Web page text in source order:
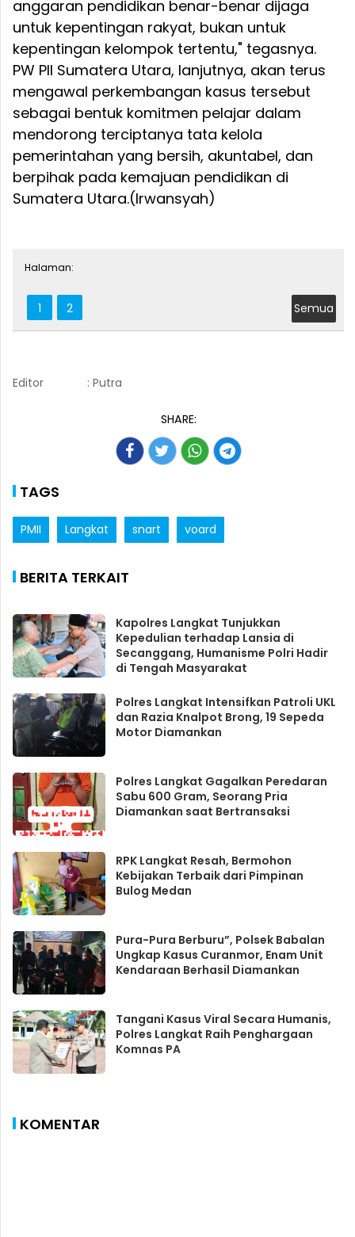
anggaran pendidikan benar-benar dijaga
untuk kepentingan rakyat, bukan untuk
kepentingan kelompok tertentu," tegasnya.
PW PII Sumatera Utara, lanjutnya, akan terus
mengawal perkembangan kasus tersebut
sebagai bentuk komitmen pelajar dalam
mendorong terciptanya tata kelola
pemerintahan yang bersih, akuntabel, dan
berpihak pada kemajuan pendidikan di
Sumatera Utara.(Irwansyah)
Halaman:
1 2 Semua
Editor : Putra
SHARE:
TAGS
PMII Langkat snart voard
BERITA TERKAIT
Kapolres Langkat Tunjukkan
Kepedulian terhadap Lansia di
Secanggang, Humanisme Polri Hadir
di Tengah Masyarakat
Polres Langkat Intensifkan Patroli UKL
dan Razia Knalpot Brong, 19 Sepeda
Motor Diamankan
Polres Langkat Gagalkan Peredaran
Sabu 600 Gram, Seorang Pria
Diamankan saat Bertransaksi
RPK Langkat Resah, Bermohon
Kebijakan Terbaik dari Pimpinan
Bulog Medan
Pura-Pura Berburu”, Polsek Babalan
Ungkap Kasus Curanmor, Enam Unit
Kendaraan Berhasil Diamankan
Tangani Kasus Viral Secara Humanis,
Polres Langkat Raih Penghargaan
Komnas PA
KOMENTAR